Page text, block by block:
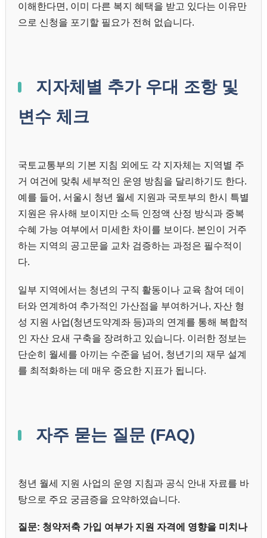
이해한다면, 이미 다른 복지 혜택을 받고 있다는 이유만
으로 신청을 포기할 필요가 전혀 없습니다.
지자체별 추가 우대 조항 및
변수 체크
국토교통부의 기본 지침 외에도 각 지자체는 지역별 주
거 여건에 맞춰 세부적인 운영 방침을 달리하기도 한다.
예를 들어, 서울시 청년 월세 지원과 국토부의 한시 특별
지원은 유사해 보이지만 소득 인정액 산정 방식과 중복
수혜 가능 여부에서 미세한 차이를 보이다. 본인이 거주
하는 지역의 공고문을 교차 검증하는 과정은 필수적이
다.
일부 지역에서는 청년의 구직 활동이나 교육 참여 데이
터와 연계하여 추가적인 가산점을 부여하거나, 자산 형
성 지원 사업(청년도약계좌 등)과의 연계를 통해 복합적
인 자산 요새 구축을 장려하고 있습니다. 이러한 정보는
단순히 월세를 아끼는 수준을 넘어, 청년기의 재무 설계
를 최적화하는 데 매우 중요한 지표가 됩니다.
자주 묻는 질문 (FAQ)
청년 월세 지원 사업의 운영 지침과 공식 안내 자료를 바
탕으로 주요 궁금증을 요약하였습니다.
질문: 청약저축 가입 여부가 지원 자격에 영향을 미치나